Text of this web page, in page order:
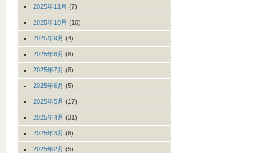
2025年11月 (7)
2025年10月 (10)
2025年9月 (4)
2025年8月 (8)
2025年7月 (8)
2025年6月 (5)
2025年5月 (17)
2025年4月 (31)
2025年3月 (6)
2025年2月 (5)